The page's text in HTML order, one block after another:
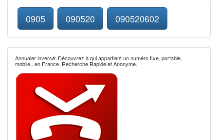
0905 090520 090520602
Annuaier inversé: Découvrez à qui appartient un numéro fixe, portable,
mobile...en France. Recherche Rapide et Anonyme.